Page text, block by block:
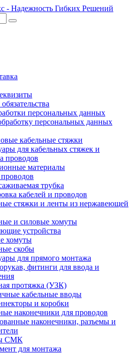
персональных данных
персональных данных
кабельные стяжки
для кабельных стяжек и
проводов
материалы
трубка
кабелей и проводов
стяжки и ленты из нержавеющей
и силовые хомуты
устройства
хомуты
скобы
для прямого монтажа
фитинги для ввода и
протяжка (УЗК)
кабельные вводы
и коробки
наконечники для проводов
наконечники, разъемы и
СМК
для монтажа